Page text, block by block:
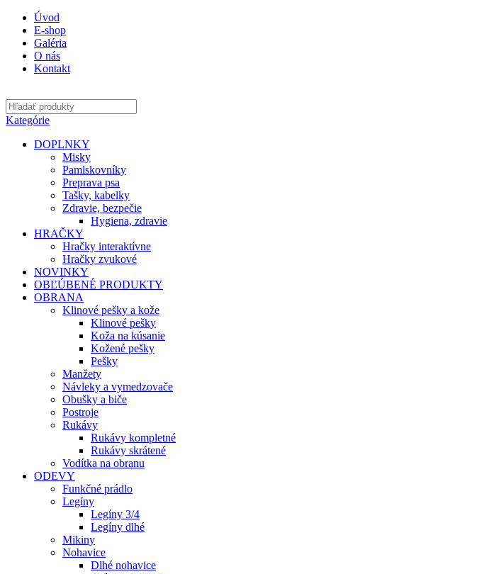
Úvod
E-shop
Galéria
O nás
Kontakt
Kategórie
DOPLNKY
Misky
Pamlskovníky
Preprava psa
Tašky, kabelky
Zdravie, bezpečie
Hygiena, zdravie
HRAČKY
Hračky interaktívne
Hračky zvukové
NOVINKY
OBĽÚBENÉ PRODUKTY
OBRANA
Klinové pešky a kože
Klinové pešky
Koža na kúsanie
Kožené pešky
Pešky
Manžety
Návleky a vymedzovače
Obušky a biče
Postroje
Rukávy
Rukávy kompletné
Rukávy skrátené
Vodítka na obranu
ODEVY
Funkčné prádlo
Legíny
Legíny 3/4
Legíny dlhé
Mikiny
Nohavice
Dlhé nohavice